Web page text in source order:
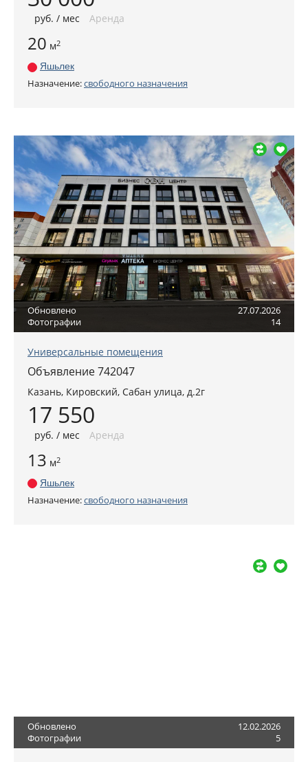
руб. / мес Аренда
20 м2
Яшьлек
Назначение:свободного назначения
Обновлено
27.07.2026
Фотографии
14
Универсальные помещения
Объявление 742047
Казань, Кировский, Сабан улица, д.2г
17 550
руб. / мес Аренда
13 м2
Яшьлек
Назначение:свободного назначения
Обновлено
12.02.2026
Фотографии
5